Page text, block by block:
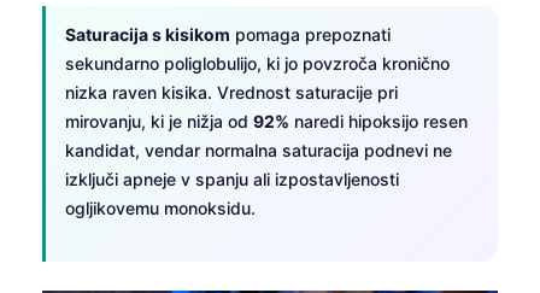
Saturacija s kisikom pomaga prepoznati
sekundarno poliglobulijo, ki jo povzroča kronično
nizka raven kisika. Vrednost saturacije pri
mirovanju, ki je nižja od 92% naredi hipoksijo resen
kandidat, vendar normalna saturacija podnevi ne
izključi apneje v spanju ali izpostavljenosti
ogljikovemu monoksidu.
پښتو
سنڌي
অসমীয়া